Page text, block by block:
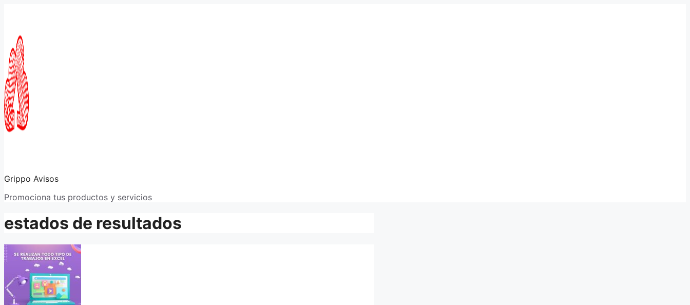
Grippo Avisos
Promociona tus productos y servicios
estados de resultados